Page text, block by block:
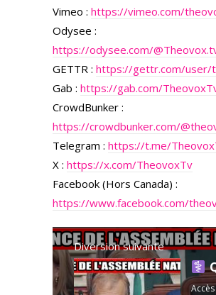
Vimeo : https://vimeo.com/
Odysee :
https://odysee.com/
GETTR : https://gettr.com/user/
Gab : https://gab.com/
CrowdBunker :
https://crowdbunker.com/
Telegram : https://t.me/
X : https://x.com/TheovoxTv
Facebook (Hors Canada) :
https://www.facebook.com/
Diversion suivante
Qualité vs